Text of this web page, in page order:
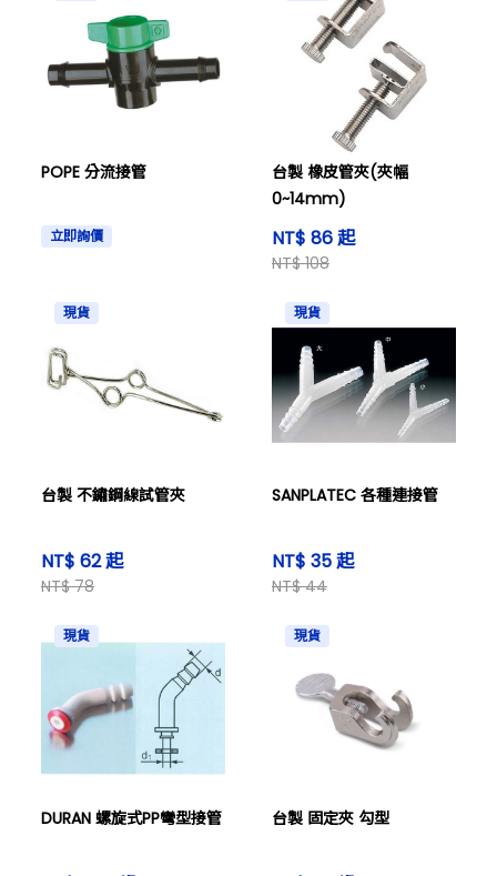
POPE 分流接管
立即詢價
台製 橡皮管夾(夾幅
0~14mm)
NT$ 86 起
NT$ 108
現貨
台製 不鏽鋼線試管夾
NT$ 62 起
NT$ 78
現貨
SANPLATEC 各種連接管
NT$ 35 起
NT$ 44
現貨
DURAN 螺旋式PP彎型接管
現貨
台製 固定夾 勾型